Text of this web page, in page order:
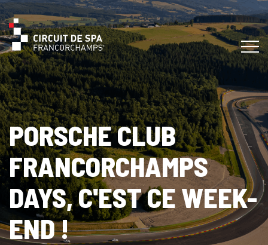
PORSCHE CLUB
FRANCORCHAMPS
DAYS, C'EST CE WEEK-
END !